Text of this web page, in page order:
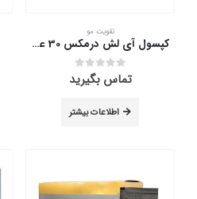
تقویت مو
کپسول آی لش درمکس 30 عدد
0
out of 5
تماس بگیرید
اطلاعات بیشتر